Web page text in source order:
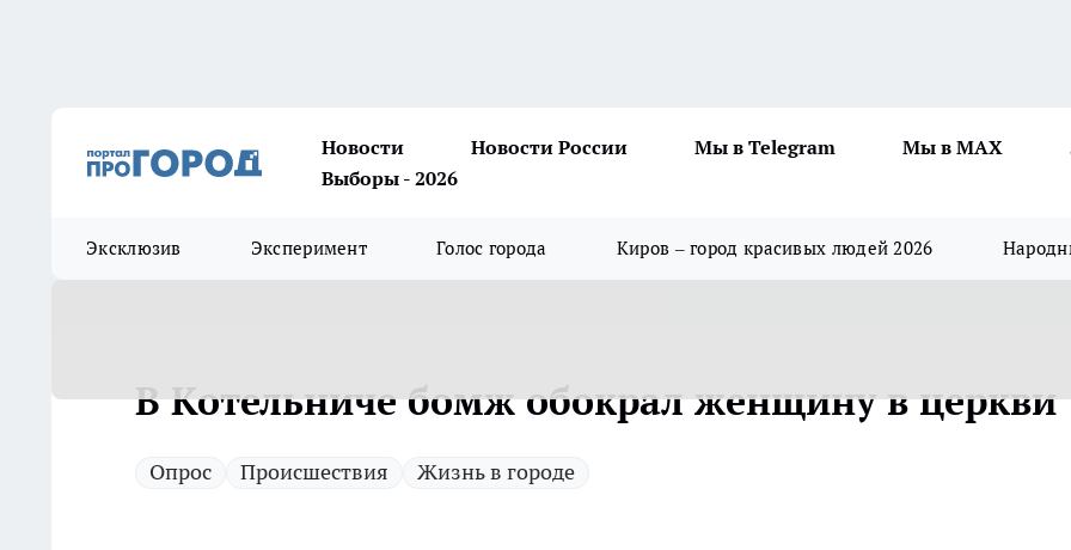
Новости Новости России Мы в Telegram Мы в MAX
Выборы - 2026
Эксклюзив Эксперимент Голос города Киров – город красивых людей 2026
В Котельниче бомж обокрал женщину в церкви
Опрос Происшествия Жизнь в городе